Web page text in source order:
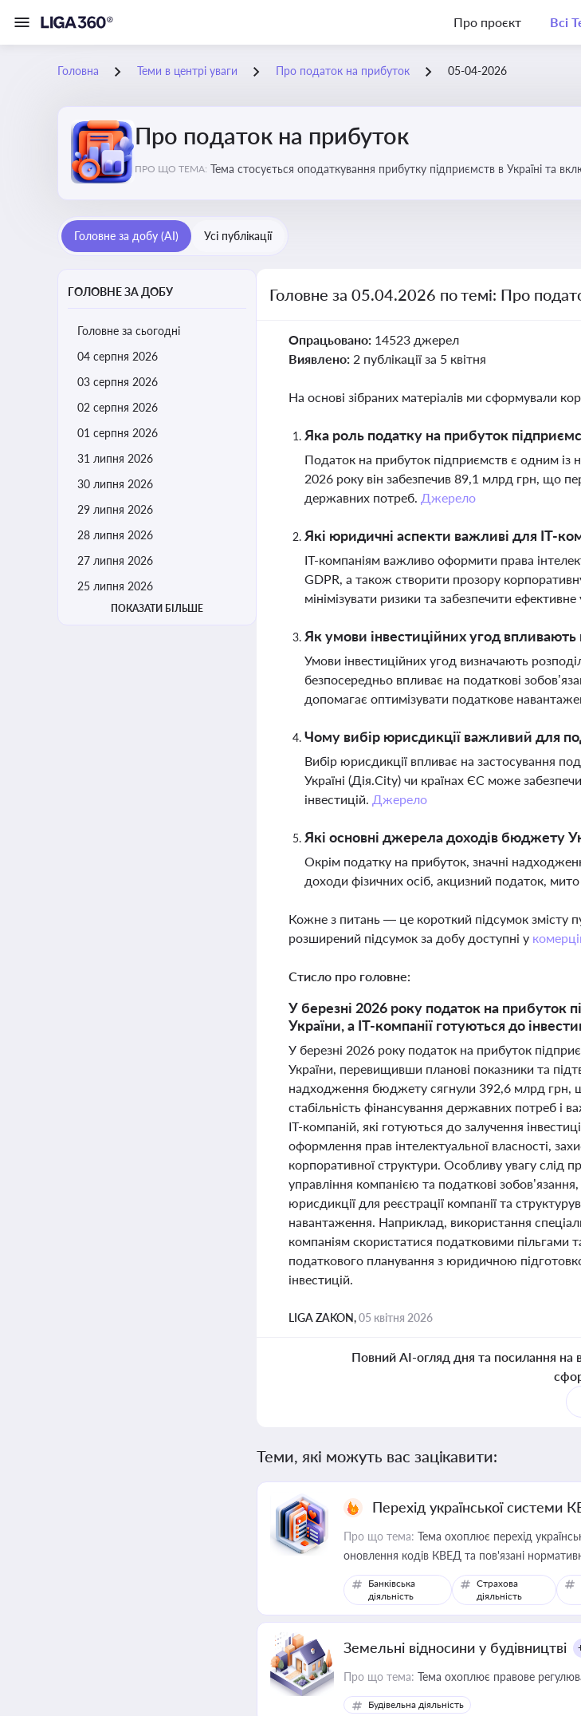
Про проєкт Всі
Головна Теми в центрі уваги Про податок на прибуток 05-04-2026
Про податок на прибуток
ПРО ЩО ТЕМА: Тема стосується оподаткування прибутку підприємств в Україні та
Головне за добу (AI) Усі публікації
ГОЛОВНЕ ЗА ДОБУ
Головне за сьогодні
04 серпня 2026
03 серпня 2026
02 серпня 2026
01 серпня 2026
31 липня 2026
30 липня 2026
29 липня 2026
28 липня 2026
27 липня 2026
25 липня 2026
ПОКАЗАТИ БІЛЬШЕ
Головне за 05.04.2026 по темі: Про
Опрацьовано: 14523 джерел
Виявлено: 2 публікації за 5 квітня
На основі зібраних матеріалів ми сформували
Яка роль податку на прибуток
Податок на прибуток підприємств є одним
2026 року він забезпечив 89,1 млрд грн, що
державних потреб. Джерело
Які юридичні аспекти важливі для ІТ-
ІТ-компаніям важливо оформити права
GDPR, а також створити прозору
мінімізувати ризики та забезпечити ефективне
Як умови інвестиційних угод впливають
Умови інвестиційних угод визначають
безпосередньо впливає на податкові
допомагає оптимізувати податкове
Чому вибір юрисдикції важливий для
Вибір юрисдикції впливає на застосування
Україні (Дія.City) чи країнах ЄС може
інвестицій. Джерело
Які основні джерела доходів бюджету
Окрім податку на прибуток, значні
доходи фізичних осіб, акцизний податок,
Кожне з питань — це короткий підсумок змісту
розширений підсумок за добу доступні у
Стисло про головне:
У березні 2026 року податок на
України, а ІТ-компанії готуються до
У березні 2026 року податок на прибуток
України, перевищивши планові показники та
надходження бюджету сягнули 392,6 млрд грн,
стабільність фінансування державних потреб і
ІТ-компаній, які готуються до залучення
оформлення прав інтелектуальної власності,
корпоративної структури. Особливу увагу слід
управління компанією та податкові
юрисдикції для реєстрації компанії та
навантаження. Наприклад, використання
компаніям скористатися податковими пільгами
податкового планування з юридичною
інвестицій.
LIGA ZAKON,05 квітня 2026
Повний AI-огляд дня та посилання на
Теми, які можуть вас зацікавити:
Перехід української системи
Про що тема: Тема охоплює перехід
оновлення кодів КВЕД та пов'язані
Банківська
діяльність
Страхова
діяльність
Земельні відносини у будівництві
Про що тема: Тема охоплює правове
Будівельна діяльність